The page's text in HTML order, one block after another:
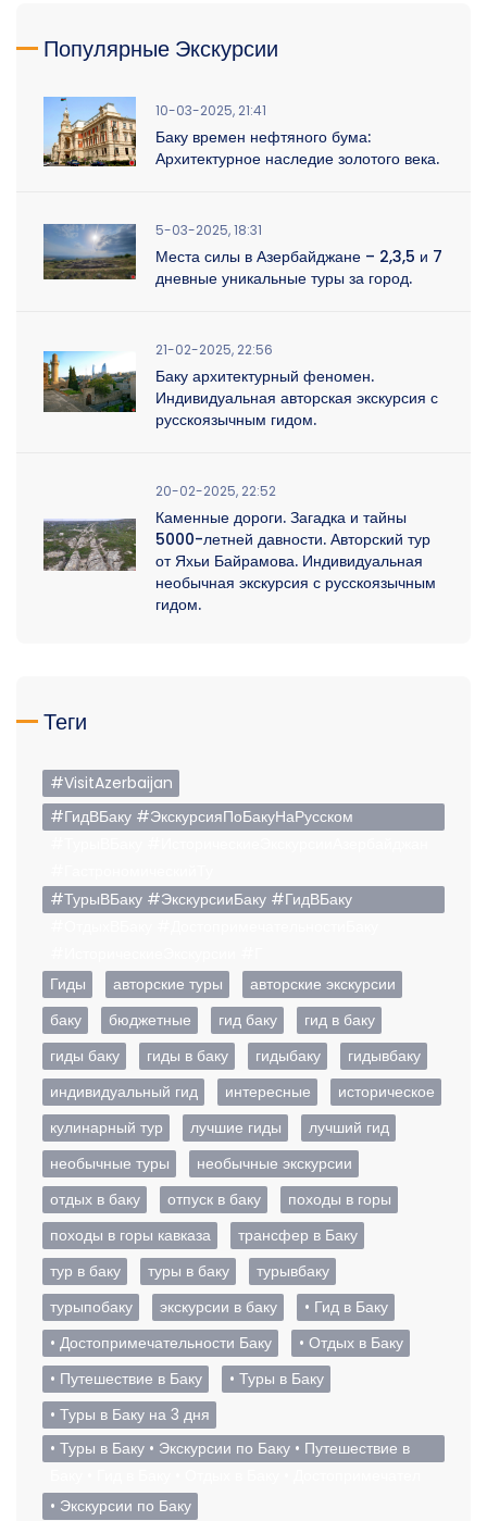
Популярные Экскурсии
10-03-2025, 21:41
Баку времен нефтяного бума:
Архитектурное наследие золотого века.
5-03-2025, 18:31
Места силы в Азербайджане – 2,3,5 и 7
дневные уникальные туры за город.
21-02-2025, 22:56
Баку архитектурный феномен.
Индивидуальная авторская экскурсия с
русскоязычным гидом.
20-02-2025, 22:52
Каменные дороги. Загадка и тайны
5000-летней давности. Авторский тур
от Яхьи Байрамова. Индивидуальная
необычная экскурсия с русскоязычным
гидом.
Теги
#VisitAzerbaijan
#ГидВБаку #ЭкскурсияПоБакуНаРусском
#ТурыВБаку #ЭкскурсииБаку #ГидВБаку
Гиды
авторские туры
авторские экскурсии
баку
бюджетные гид баку
гид в баку
гиды баку
гиды в баку гидыбаку
гидывбаку
индивидуальный гид
интересные
историческое
кулинарный тур
лучшие гиды
лучший гид
необычные туры
необычные экскурсии
отдых в баку
отпуск в баку
походы в горы
походы в горы кавказа
трансфер в Баку
тур в баку
туры в баку
турывбаку
турыпобаку
экскурсии в баку
• Гид в Баку
• Достопримечательности Баку
• Отдых в Баку
• Путешествие в Баку
• Туры в Баку
• Туры в Баку на 3 дня
• Туры в Баку • Экскурсии по Баку • Путешествие в
• Экскурсии по Баку